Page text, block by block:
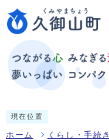
現在位置
ホーム くらし・手続き